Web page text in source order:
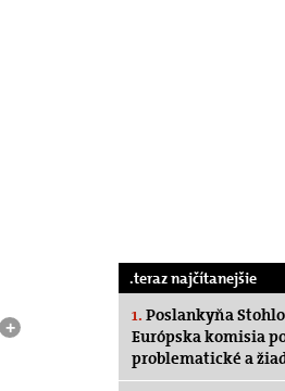
+
.teraz najčítanejšie
1. Poslankyňa
Európska komisia
problematické a